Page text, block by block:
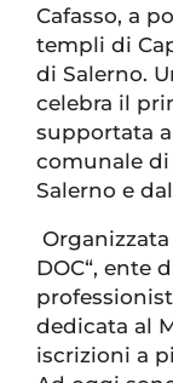
Cafasso, a
templi di
di Salerno.
celebra il
supportata
comunale di
Salerno e
Organizzata
DOC“, ente
dedicata al
iscrizioni a